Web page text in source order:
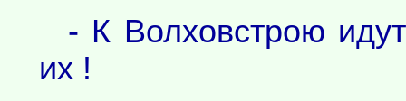
- К Волховстрою
их !